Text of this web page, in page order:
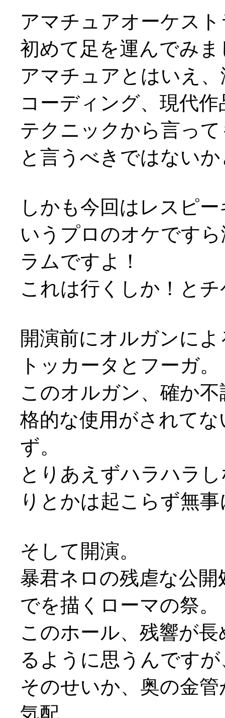
アマチュアオーケス
初めて足を運んでみま
アマチュアとはいえ
コーディング、現代
テクニックから言っ
と言うべきではない
しかも今回はレスピ
いうプロのオケです
ラムですよ！
これは行くしか！と
開演前にオルガンに
トッカータとフーガ。
このオルガン、確か
格的な使用がされて
ず。
とりあえずハラハラ
りとかは起こらず無
そして開演。
暴君ネロの残虐な公
でを描くローマの祭。
このホール、残響が
るように思うんですが
そのせいか、奥の金